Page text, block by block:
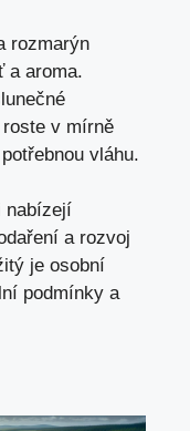
rozmarýn
a aroma.
v mírně
vláhu.
nabízejí
a rozvoj
je osobní
podmínky a